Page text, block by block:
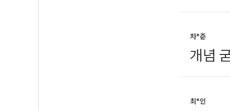
차*준
개념
최*인